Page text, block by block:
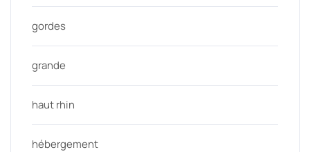
gordes
grande
haut rhin
hébergement